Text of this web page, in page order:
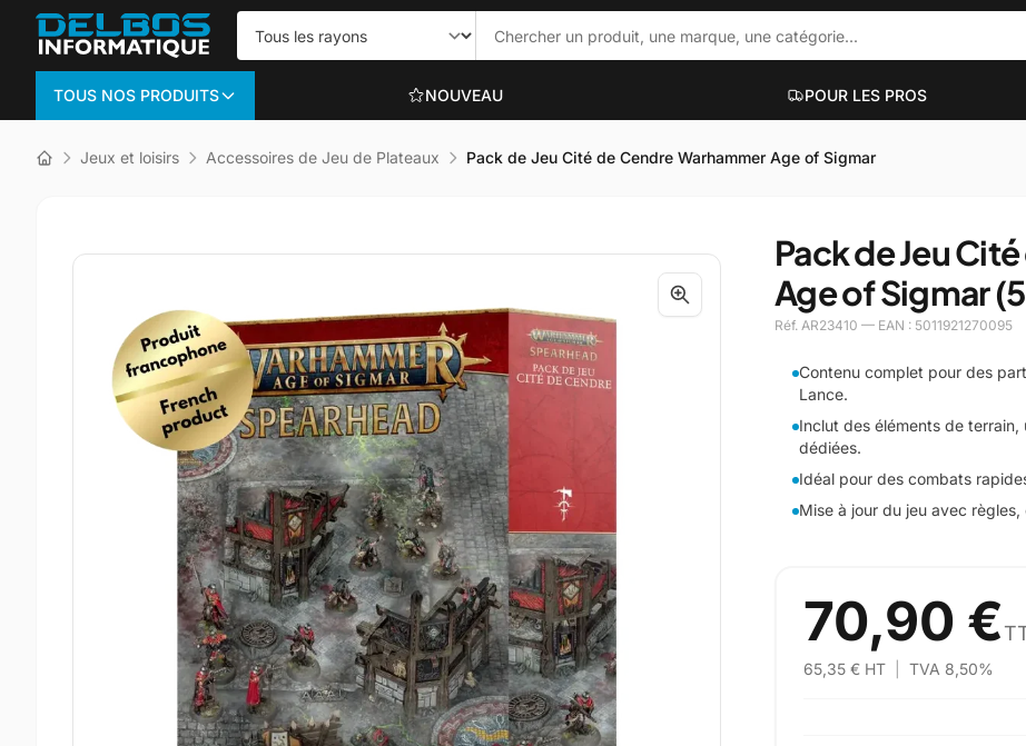
TOUS NOS PRODUITS NOUVEAU POUR LES PROS
Informatique
Portables bureautique
Voir plus
Hubs et docks
Sacs et sacoches
Supports et accessoires
Mini PC
PC bureautique
PC gaming
Voir plus
ORDINATEURS TOUT-EN-UN
Jeux et loisirs Accessoires de Jeu de Plateaux Pack de Jeu Cité de Cendre Warhammer Age of Sigmar
Pack de Jeu
Age of Sigmar
Réf. AR23410 — EAN : 5011921270095
Contenu complet pour des
Lance.
Inclut des éléments de
dédiées.
Idéal pour des combats
Mise à jour du jeu avec
70,90 €
65,35 € HT TVA 8,50%